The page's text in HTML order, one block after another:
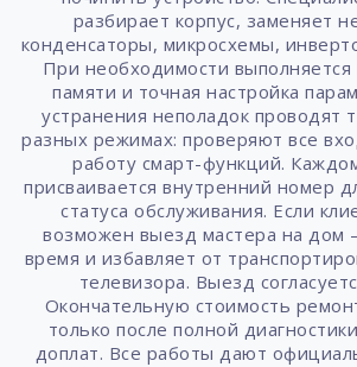
разбирает корпус, заменяет
конденсаторы, микросхемы,
При необходимости
памяти и точная настройка
устранения неполадок проводят
разных режимах: проверяют все
работу смарт-функций.
присваивается внутренний номер
статуса обслуживания. Если
возможен выезд мастера на дом
время и избавляет от
телевизора. Выезд
Окончательную стоимость
только после полной
доплат. Все работы дают